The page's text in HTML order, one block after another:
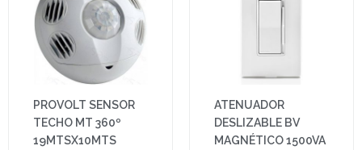
PROVOLT SENSOR
TECHO MT 360º
19MTSX10MTS
ATENUADOR
DESLIZABLE BV
MAGNÉTICO 1500VA